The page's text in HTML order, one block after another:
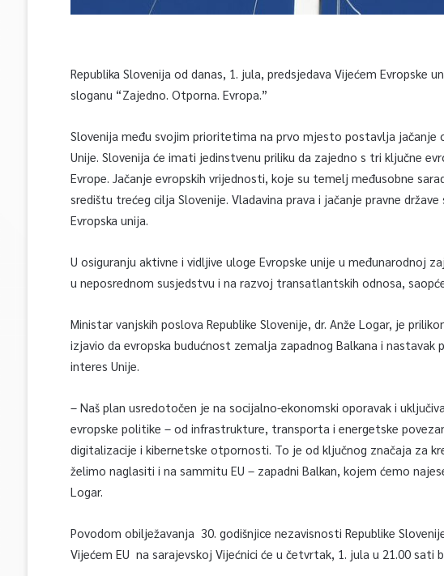
Republika Slovenija od danas, 1. jula, predsjedava Vijećem Evropske
sloganu “Zajedno. Otporna. Evropa.”
Slovenija među svojim prioritetima na prvo mjesto postavlja
Unije. Slovenija će imati jedinstvenu priliku da zajedno s tri ključne
Evrope. Jačanje evropskih vrijednosti, koje su temelj međusobne
središtu trećeg cilja Slovenije. Vladavina prava i jačanje pravne
Evropska unija.
U osiguranju aktivne i vidljive uloge Evropske unije u međunarodnoj
u neposrednom susjedstvu i na razvoj transatlantskih odnosa,
Ministar vanjskih poslova Republike Slovenije, dr. Anže Logar, je
izjavio da evropska budućnost zemalja zapadnog Balkana i
interes Unije.
– Naš plan usredotočen je na socijalno-ekonomski oporavak i
evropske politike – od infrastrukture, transporta i energetske
digitalizacije i kibernetske otpornosti. To je od ključnog značaja za
želimo naglasiti i na sammitu EU – zapadni Balkan, kojem ćemo
Logar.
Povodom obilježavanja 30. godišnjice nezavisnosti Republike
Vijećem EU na sarajevskoj Vijećnici će u četvrtak, 1. jula u 21.00 sati